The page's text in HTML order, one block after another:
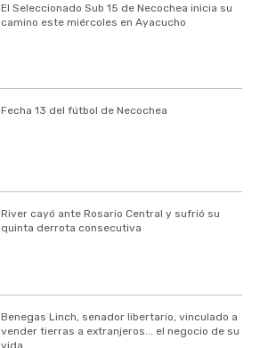
El Seleccionado Sub 15 de Necochea inicia su
camino este miércoles en Ayacucho
Fecha 13 del fútbol de Necochea
River cayó ante Rosario Central y sufrió su
quinta derrota consecutiva
Benegas Linch, senador libertario, vinculado a
vender tierras a extranjeros... el negocio de su
vida